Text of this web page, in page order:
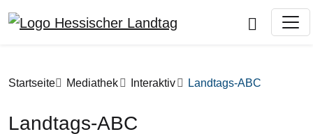
Pfadnavigation
Startseite Mediathek Interaktiv Landtags-ABC
Landtags-ABC